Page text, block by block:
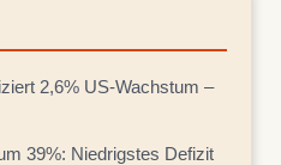
2,6% US-Wachstum –
39%: Niedrigstes Defizit